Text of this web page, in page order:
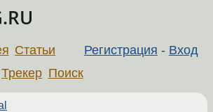
Регистрация - Вход
Статьи
Трекер Поиск